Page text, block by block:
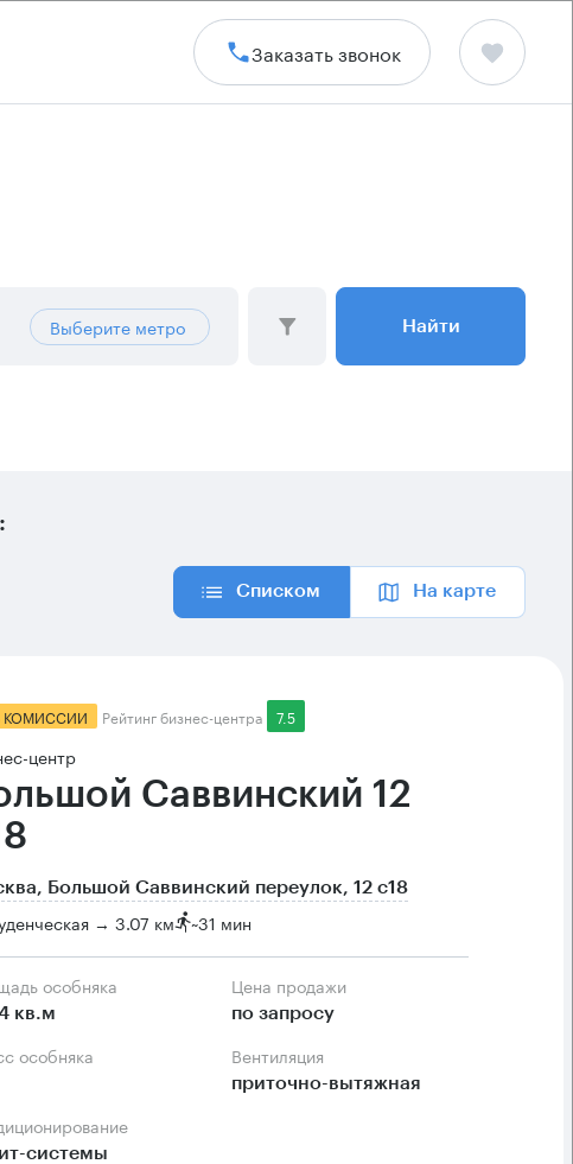
Заказать звонок
Выберите метро Найти
Списком На карте
КОМИССИИ Рейтинг бизнес-центра 7.5
центр
Саввинский 12
Большой Саввинский переулок, 12 с18
→ 3.07 км ~31 мин
особняка
кв.м
Цена продажи
по запросу
особняка Вентиляция
приточно-вытяжная
системы